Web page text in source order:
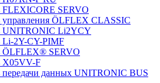
FLEXICORE SERVO
управления ÖLFLEX CLASSIC
UNITRONIC Li2YCY
Li-2Y-CY-PIMF
ÖLFLEX® SERVO
X05VV-F
передачи данных UNITRONIC BUS